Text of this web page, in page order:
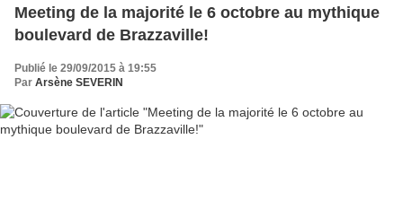
Meeting de la majorité le 6 octobre au mythique
boulevard de Brazzaville!
Publié le 29/09/2015 à 19:55
Par Arsène SEVERIN